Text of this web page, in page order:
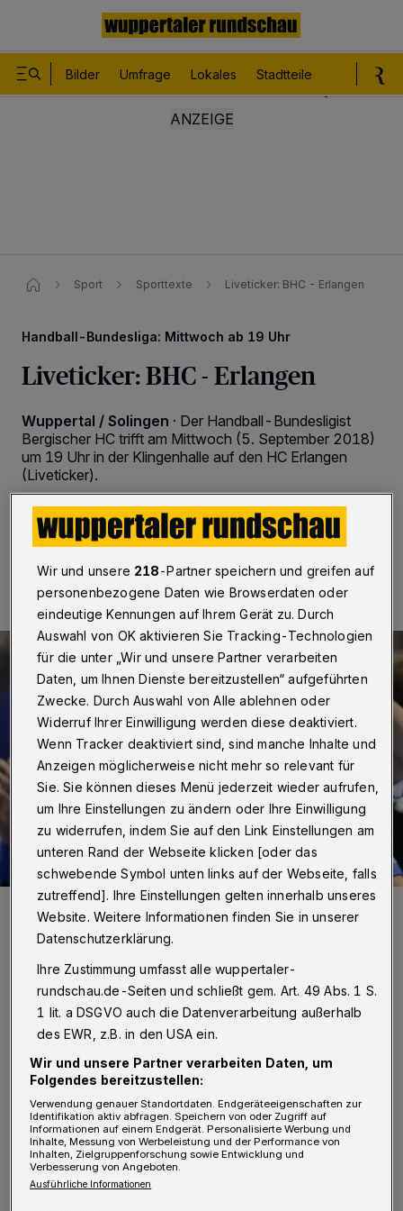
Bilder Umfrage Lokales Stadtteile
Sport Sporttexte Liveticker: BHC - Erlangen
Handball-Bundesliga: Mittwoch ab 19 Uhr
Liveticker: BHC - Erlangen
Wuppertal / Solingen · Der Handball-Bundesligist
Bergischer HC trifft am Mittwoch (5. September 2018)
um 19 Uhr in der Klingenhalle auf den HC Erlangen
(Liveticker).
05.09.2018 , 12:00 Uhr 2 Minuten Lesezeit
BHC-Spielmacher Linus Arnesson möchte heute wieder jubeln.
Foto: Dirk Freund
J örg Föste gab in den vergangenen Tagen
alles. Der Geschäftsführer (Sport) wurde
zu rühren: "Der HC Erlangen ist ein sehr
attraktiver Gegner, der sich gezielt verstärkt
hat. Wer guten Handball sehen möchte, für
Wir und unsere 218-Partner speichern und greifen auf
personenbezogene Daten wie Browserdaten oder
eindeutige Kennungen auf Ihrem Gerät zu. Durch
Auswahl von OK aktivieren Sie Tracking-Technologien
für die unter „Wir und unsere Partner verarbeiten
Daten, um Ihnen Dienste bereitzustellen“ aufgeführten
Zwecke. Durch Auswahl von Alle ablehnen oder
Widerruf Ihrer Einwilligung werden diese deaktiviert.
Wenn Tracker deaktiviert sind, sind manche Inhalte und
Anzeigen möglicherweise nicht mehr so relevant für
Sie. Sie können dieses Menü jederzeit wieder aufrufen,
um Ihre Einstellungen zu ändern oder Ihre Einwilligung
zu widerrufen, indem Sie auf den Link Einstellungen am
unteren Rand der Webseite klicken [oder das
schwebende Symbol unten links auf der Webseite, falls
zutreffend]. Ihre Einstellungen gelten innerhalb unseres
Website. Weitere Informationen finden Sie in unserer
Datenschutzerklärung.
Ihre Zustimmung umfasst alle wuppertaler-
rundschau.de-Seiten und schließt gem. Art. 49 Abs. 1 S.
1 lit. a DSGVO auch die Datenverarbeitung außerhalb
des EWR, z.B. in den USA ein.
Wir und unsere Partner verarbeiten Daten, um
Folgendes bereitzustellen:
Verwendung genauer Standortdaten. Endgeräteeigenschaften zur
Identifikation aktiv abfragen. Speichern von oder Zugriff auf
Informationen auf einem Endgerät. Personalisierte Werbung und
Inhalte, Messung von Werbeleistung und der Performance von
Inhalten, Zielgruppenforschung sowie Entwicklung und
Verbesserung von Angeboten.
Ausführliche Informationen